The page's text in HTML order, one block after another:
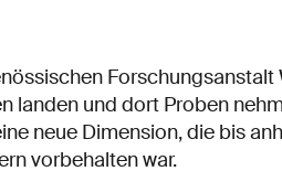
landen und dort Proben
neue Dimension, die bis
vorbehalten war.